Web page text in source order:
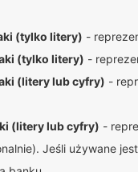
(tylko litery) -
(tylko litery) -
(litery lub cyfry) -
(litery lub cyfry) -
Jeśli używane